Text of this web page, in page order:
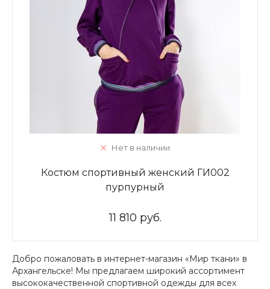
Нет в наличии
Костюм спортивный женский ГИ002
пурпурный
11 810 руб.
Добро пожаловать в интернет-магазин «Мир ткани» в
Архангельске! Мы предлагаем широкий ассортимент
высококачественной спортивной одежды для всех